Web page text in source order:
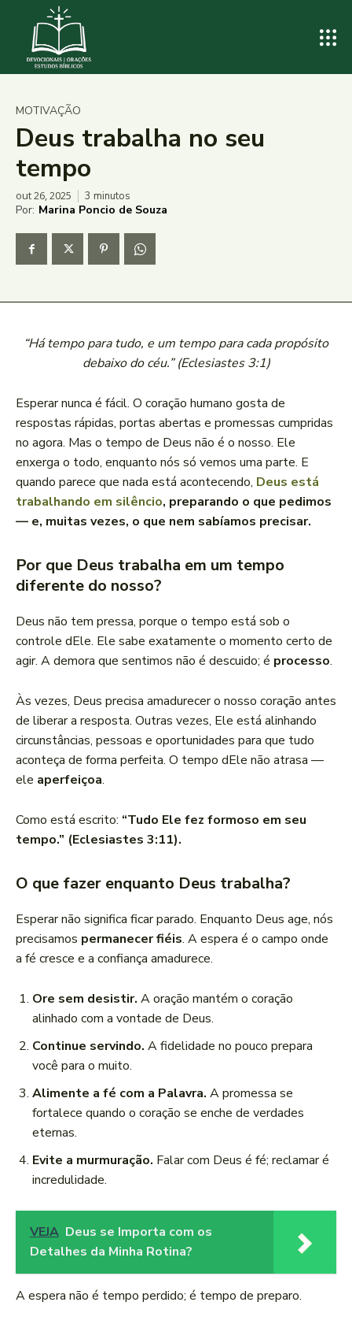
MOTIVAÇÃO
Deus trabalha no seu
tempo
out 26, 2025 3 minutos
Por: Marina Poncio de Souza
“Há tempo para tudo, e um tempo para cada propósito
debaixo do céu.” (Eclesiastes 3:1)
Esperar nunca é fácil. O coração humano gosta de
respostas rápidas, portas abertas e promessas cumpridas
no agora. Mas o tempo de Deus não é o nosso. Ele
enxerga o todo, enquanto nós só vemos uma parte. E
quando parece que nada está acontecendo, Deus está
trabalhando em silêncio, preparando o que pedimos
— e, muitas vezes, o que nem sabíamos precisar.
Por que Deus trabalha em um tempo
diferente do nosso?
Deus não tem pressa, porque o tempo está sob o
controle dEle. Ele sabe exatamente o momento certo de
agir. A demora que sentimos não é descuido; é processo.
Às vezes, Deus precisa amadurecer o nosso coração antes
de liberar a resposta. Outras vezes, Ele está alinhando
circunstâncias, pessoas e oportunidades para que tudo
aconteça de forma perfeita. O tempo dEle não atrasa —
ele aperfeiçoa.
Como está escrito: “Tudo Ele fez formoso em seu
tempo.” (Eclesiastes 3:11).
O que fazer enquanto Deus trabalha?
Esperar não significa ficar parado. Enquanto Deus age, nós
precisamos permanecer fiéis. A espera é o campo onde
a fé cresce e a confiança amadurece.
Ore sem desistir. A oração mantém o coração
alinhado com a vontade de Deus.
Continue servindo. A fidelidade no pouco prepara
você para o muito.
Alimente a fé com a Palavra. A promessa se
fortalece quando o coração se enche de verdades
eternas.
Evite a murmuração. Falar com Deus é fé; reclamar é
incredulidade.
VEJA Deus se Importa com os
Detalhes da Minha Rotina?
A espera não é tempo perdido; é tempo de preparo.